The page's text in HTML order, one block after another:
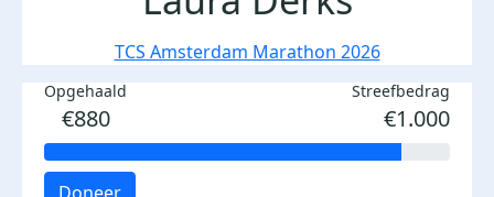
TCS Amsterdam Marathon 2026
Opgehaald
€880
Streefbedrag
€1.000